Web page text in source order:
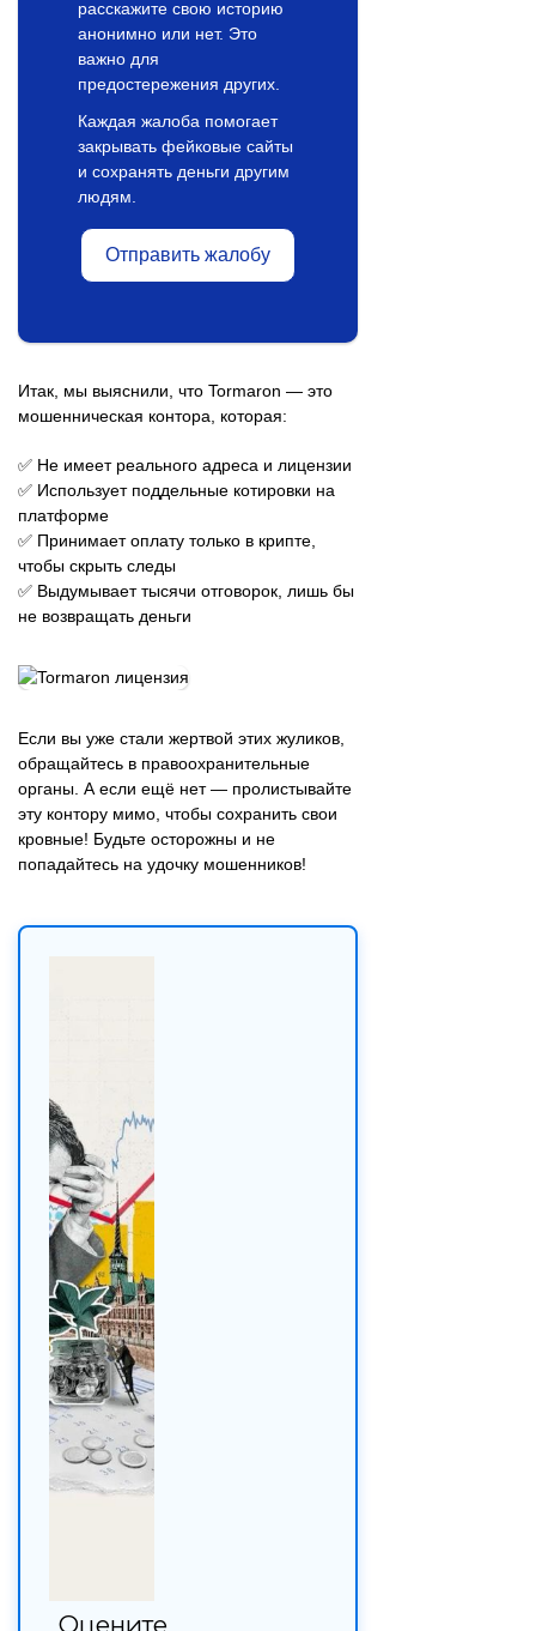
расскажите свою историю
анонимно или нет. Это
важно для
предостережения других.
Каждая жалоба помогает
закрывать фейковые сайты
и сохранять деньги другим
людям.
Отправить жалобу
Итак, мы выяснили, что Tormaron — это
мошенническая контора, которая:
✅ Не имеет реального адреса и лицензии
✅ Использует поддельные котировки на
платформе
✅ Принимает оплату только в крипте,
чтобы скрыть следы
✅ Выдумывает тысячи отговорок, лишь бы
не возвращать деньги
Если вы уже стали жертвой этих жуликов,
обращайтесь в правоохранительные
органы. А если ещё нет — пролистывайте
эту контору мимо, чтобы сохранить свои
кровные! Будьте осторожны и не
попадайтесь на удочку мошенников!
Оцените